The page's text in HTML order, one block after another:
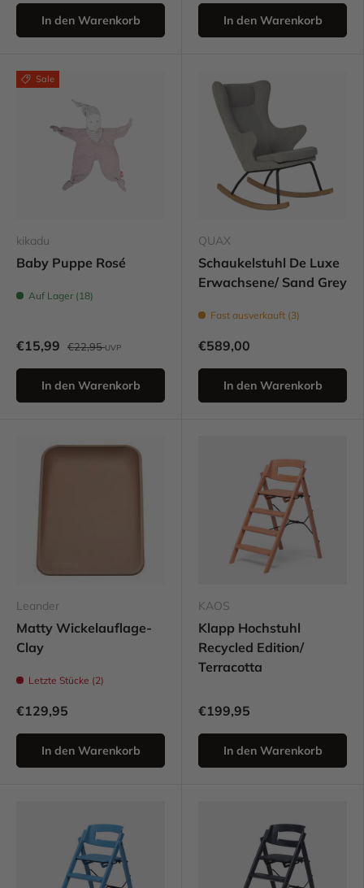
In den Warenkorb In den Warenkorb
Sale
kikadu
Baby Puppe Rosé
Auf Lager (18)
€15,99 €22,95UVP
In den Warenkorb
QUAX
Schaukelstuhl De Luxe
Erwachsene/ Sand Grey
Fast ausverkauft (3)
€589,00
In den Warenkorb
Leander
Matty Wickelauflage-
Clay
Letzte Stücke (2)
€129,95
In den Warenkorb
KAOS
Klapp Hochstuhl
Recycled Edition/
Terracotta
€199,95
In den Warenkorb